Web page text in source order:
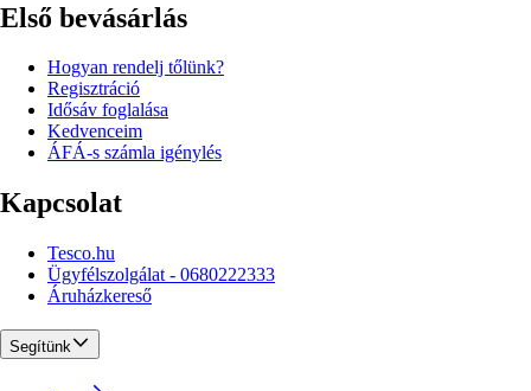
Első bevásárlás
Hogyan rendelj tőlünk?
Regisztráció
Idősáv foglalása
Kedvenceim
ÁFÁ-s számla igénylés
Kapcsolat
Tesco.hu
Ügyfélszolgálat - 0680222333
Áruházkereső
Segítünk